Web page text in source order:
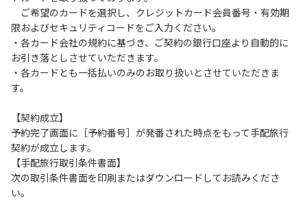
【注意事項】
当キャンプ場のそばを流れる歴舟川は、上流で雨が降ると短
時間で増水し、川原で遊んでいると大変危険な状態になりや
すく、過去にも増水により人が流される事故が数件起きてい
（１）川原にテントやタープを張らない。
（２）雨が降ったときは川原で遊ばない。
（３）カムイコタン公園キャンプ場で雨が降らなくても、上
流で雨が降り急に増水することがあるので、水の濁りに注意
し、濁り始めたときには直ちに川原での遊びを中止する。
（４）キャンプ場の管理者や地元住民から川についての注意
ご希望のカードを選択し、クレジットカード会員番号・有効期
限およびセキュリティコードをご入力ください。
・各カード会社の規約に基づき、ご契約の銀行口座より自動的に
お引き落としさせていただきます。
・各カードとも一括払いのみのお取り扱いとさせていただきま
す。
【契約成立】
予約完了画面に［予約番号］が発番された時点をもって手配旅行
契約が成立します。
【手配旅行取引条件書面】
次の取引条件書面を印刷またはダウンロードしてお読みくださ
い。